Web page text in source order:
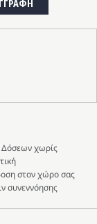
χωρίς
στον χώρο σας
συνεννόησης